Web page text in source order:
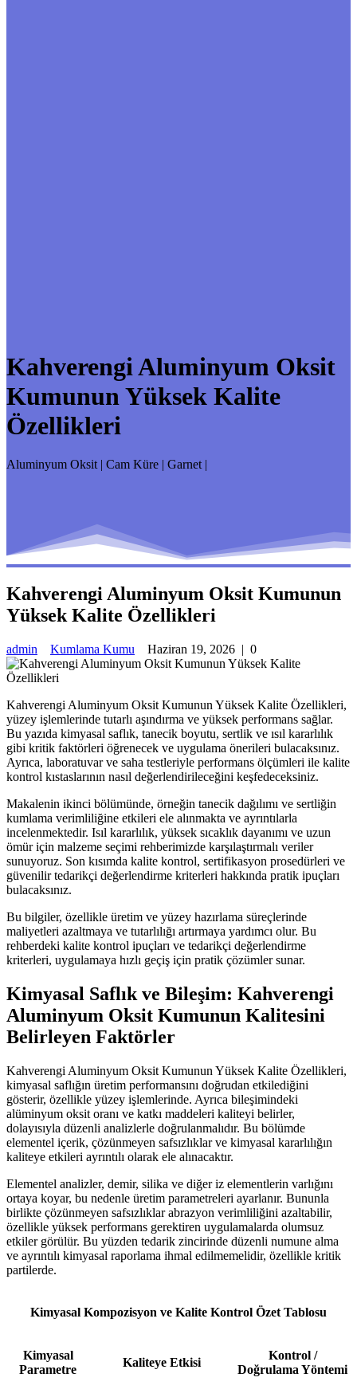
Kahverengi Aluminyum Oksit
Kumunun Yüksek Kalite
Özellikleri
Aluminyum Oksit | Cam Küre | Garnet |
Kahverengi Aluminyum Oksit Kumunun
Yüksek Kalite Özellikleri
admin Kumlama Kumu Haziran 19, 2026 | 0
Kahverengi Aluminyum Oksit Kumunun Yüksek Kalite Özellikleri,
yüzey işlemlerinde tutarlı aşındırma ve yüksek performans sağlar.
Bu yazıda kimyasal saflık, tanecik boyutu, sertlik ve ısıl kararlılık
gibi kritik faktörleri öğrenecek ve uygulama önerileri bulacaksınız.
Ayrıca, laboratuvar ve saha testleriyle performans ölçümleri ile kalite
kontrol kıstaslarının nasıl değerlendirileceğini keşfedeceksiniz.
Makalenin ikinci bölümünde, örneğin tanecik dağılımı ve sertliğin
kumlama verimliliğine etkileri ele alınmakta ve ayrıntılarla
incelenmektedir. Isıl kararlılık, yüksek sıcaklık dayanımı ve uzun
ömür için malzeme seçimi rehberimizde karşılaştırmalı veriler
sunuyoruz. Son kısımda kalite kontrol, sertifikasyon prosedürleri ve
güvenilir tedarikçi değerlendirme kriterleri hakkında pratik ipuçları
bulacaksınız.
Bu bilgiler, özellikle üretim ve yüzey hazırlama süreçlerinde
maliyetleri azaltmaya ve tutarlılığı artırmaya yardımcı olur. Bu
rehberdeki kalite kontrol ipuçları ve tedarikçi değerlendirme
kriterleri, uygulamaya hızlı geçiş için pratik çözümler sunar.
Kimyasal Saflık ve Bileşim: Kahverengi
Aluminyum Oksit Kumunun Kalitesini
Belirleyen Faktörler
Kahverengi Aluminyum Oksit Kumunun Yüksek Kalite Özellikleri,
kimyasal saflığın üretim performansını doğrudan etkilediğini
gösterir, özellikle yüzey işlemlerinde. Ayrıca bileşimindeki
alüminyum oksit oranı ve katkı maddeleri kaliteyi belirler,
dolayısıyla düzenli analizlerle doğrulanmalıdır. Bu bölümde
elementel içerik, çözünmeyen safsızlıklar ve kimyasal kararlılığın
kaliteye etkileri ayrıntılı olarak ele alınacaktır.
Elementel analizler, demir, silika ve diğer iz elementlerin varlığını
ortaya koyar, bu nedenle üretim parametreleri ayarlanır. Bununla
birlikte çözünmeyen safsızlıklar abrazyon verimliliğini azaltabilir,
özellikle yüksek performans gerektiren uygulamalarda olumsuz
etkiler görülür. Bu yüzden tedarik zincirinde düzenli numune alma
ve ayrıntılı kimyasal raporlama ihmal edilmemelidir, özellikle kritik
partilerde.
Kimyasal Kompozisyon ve Kalite Kontrol Özet Tablosu
Kimyasal
Parametre
Kaliteye Etkisi
Kontrol /
Doğrulama Yöntemi